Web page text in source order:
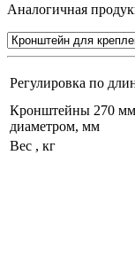
Аналогичная
Регулировка по
Кронштейны 270
диаметром, мм
Вес , кг